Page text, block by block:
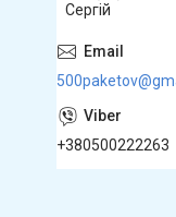
Сергій
+380500222263